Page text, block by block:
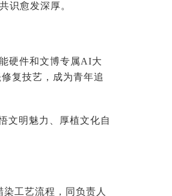
识愈发深厚。
硬件和文博专属AI大
复技艺，成为青年追
文明魅力、厚植文化自
工艺流程，同负责人